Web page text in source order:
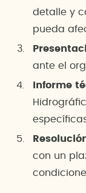
detalle y
pueda
ante el
Informe
con un